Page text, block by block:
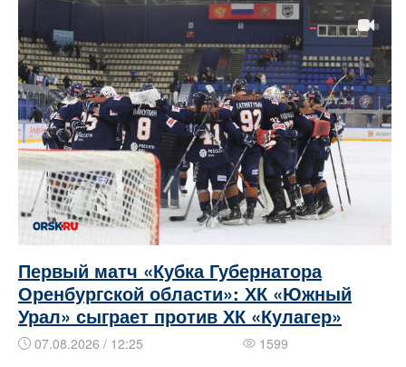
Первый матч «Кубка Губернатора
Оренбургской области»: ХК «Южный
Урал» сыграет против ХК «Кулагер»
07.08.2026 / 12:25 1599